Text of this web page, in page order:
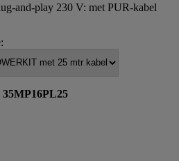
and-play 230 V: met PUR-kabel
35MP16PL25